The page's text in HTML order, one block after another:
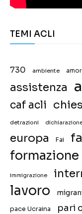
TEMI ACLI
730 ambiente
assistenza
caf acli
detrazioni
europa Fai
formazione
immigrazione
lavoro
pace Ucraina pari